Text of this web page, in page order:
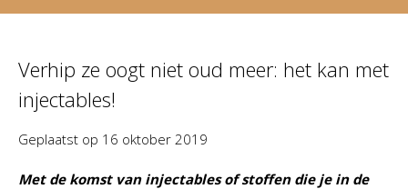
Verhip ze oogt niet oud meer: het kan met
injectables!
Geplaatst op 16 oktober 2019
Met de komst van injectables of stoffen die je in de